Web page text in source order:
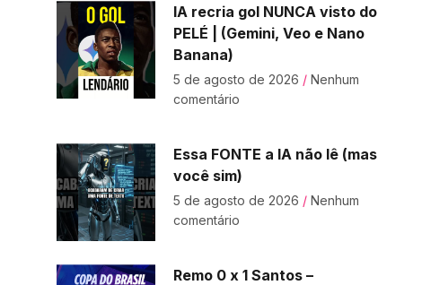
IA recria gol NUNCA visto do
PELÉ | (Gemini, Veo e Nano
Banana)
5 de agosto de 2026 Nenhum
comentário
Essa FONTE a IA não lê (mas
você sim)
5 de agosto de 2026 Nenhum
comentário
Remo 0 x 1 Santos –